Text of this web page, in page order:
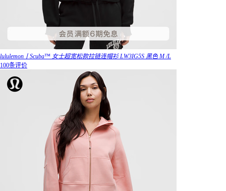
lululemon丨Scuba™ 女士超宽松款拉链连帽衫 LW3IG5S 黑色 M /L
100条评价